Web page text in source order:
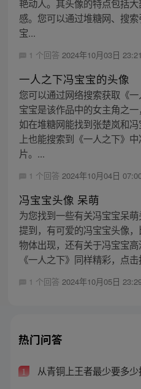
艳动人。其头像的特点包括
感。您可以通过堆糖网、搜
宝...
1 个回答 2024年10月03日 23:21
一人之下冯宝宝的头像
您可以通过网络搜索获取《
宝宝是该作品中的女主角之
如在堆糖网能找到张楚岚和
上也能搜索到《一人之下》
片。...
1 个回答 2024年10月04日
冯宝宝头像 呆萌
为您找到一些有关冯宝宝呆
提到，有可爱的冯宝宝头像
物体出现，还有关于冯宝宝
《一人之下》同样精彩，点
1 个回答 2024年10月05日
热门问答
1 从青铜上王者最少要多少